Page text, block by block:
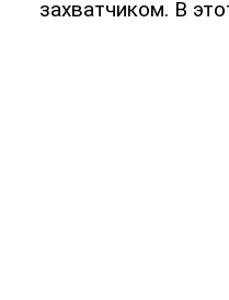
захватчиком. В